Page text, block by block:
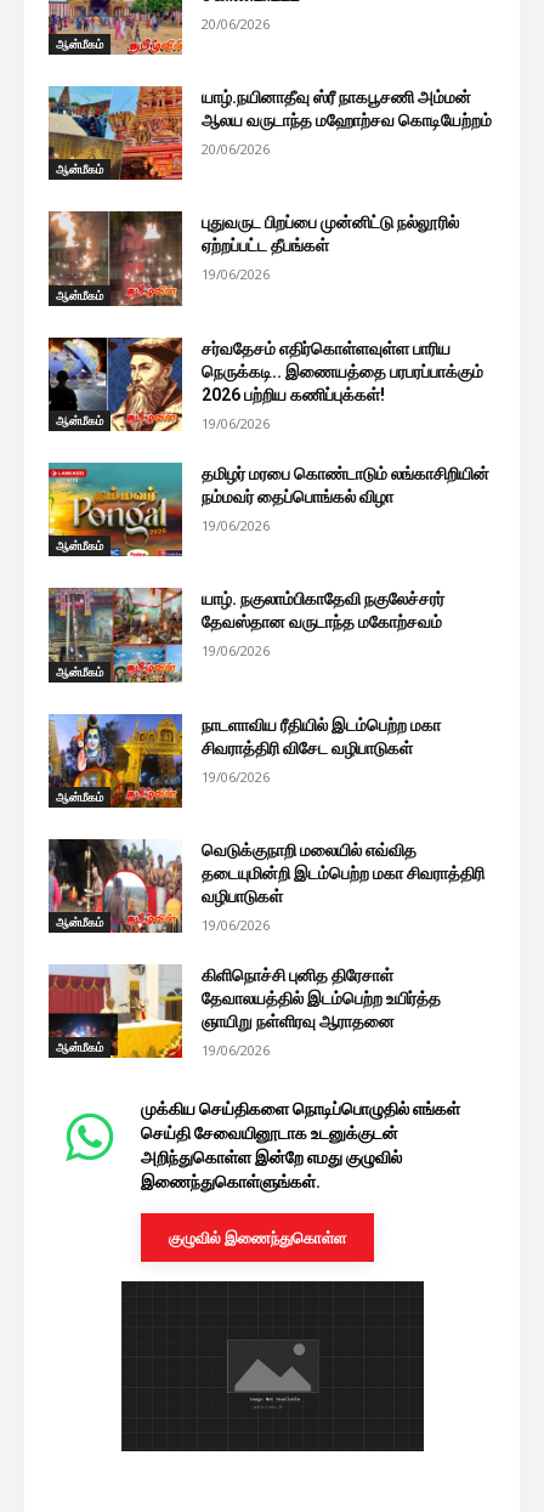
ஆன்மீகம்
20/06/2026
ஆன்மீகம்
யாழ்.நயினாதீவு ஸ்ரீ நாகபூசணி அம்மன்
ஆலய வருடாந்த மஹோற்சவ கொடியேற்றம்
20/06/2026
ஆன்மீகம்
புதுவருட பிறப்பை முன்னிட்டு நல்லூரில்
ஏற்றப்பட்ட தீபங்கள்
19/06/2026
ஆன்மீகம்
சர்வதேசம் எதிர்கொள்ளவுள்ள பாரிய
நெருக்கடி.. இணையத்தை பரபரப்பாக்கும்
2026 பற்றிய கணிப்புக்கள்!
19/06/2026
ஆன்மீகம்
தமிழர் மரபை கொண்டாடும் லங்காசிறியின்
நம்மவர் தைப்பொங்கல் விழா
19/06/2026
ஆன்மீகம்
யாழ். நகுலாம்பிகாதேவி நகுலேச்சரர்
தேவஸ்தான வருடாந்த மகோற்சவம்
19/06/2026
ஆன்மீகம்
நாடளாவிய ரீதியில் இடம்பெற்ற மகா
சிவராத்திரி விசேட வழிபாடுகள்
19/06/2026
ஆன்மீகம்
வெடுக்குநாறி மலையில் எவ்வித
தடையுமின்றி இடம்பெற்ற மகா சிவராத்திரி
வழிபாடுகள்
19/06/2026
ஆன்மீகம்
கிளிநொச்சி புனித திரேசாள்
தேவாலயத்தில் இடம்பெற்ற உயிர்த்த
ஞாயிறு நள்ளிரவு ஆராதனை
19/06/2026
முக்கிய செய்திகளை நொடிப்பொழுதில் எங்கள்
செய்தி சேவையினூடாக உடனுக்குடன்
அறிந்துகொள்ள இன்றே எமது குழுவில்
இணைந்துகொள்ளுங்கள்.
குழுவில் இணைந்துகொள்ள